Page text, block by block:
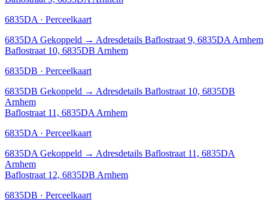
6835DA · Perceelkaart
6835DA Gekoppeld → Adresdetails Baflostraat 9, 6835DA Arnhem
Baflostraat 10, 6835DB Arnhem
6835DB · Perceelkaart
6835DB Gekoppeld → Adresdetails Baflostraat 10, 6835DB
Arnhem
Baflostraat 11, 6835DA Arnhem
6835DA · Perceelkaart
6835DA Gekoppeld → Adresdetails Baflostraat 11, 6835DA
Arnhem
Baflostraat 12, 6835DB Arnhem
6835DB · Perceelkaart